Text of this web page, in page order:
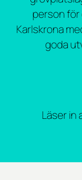
person
Karlskrona
goda
Läser in